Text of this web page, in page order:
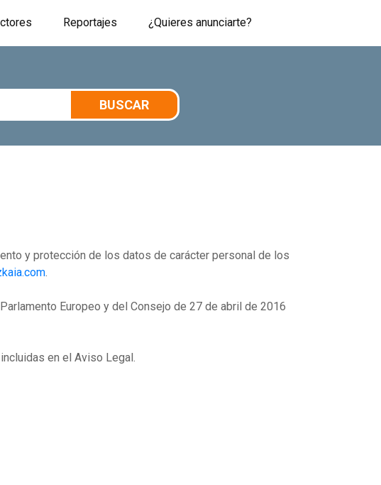
Reportajes ¿Quieres anunciarte?
BUSCAR
y protección de los datos de carácter personal de los
.
Europeo y del Consejo de 27 de abril de 2016
en el Aviso Legal.